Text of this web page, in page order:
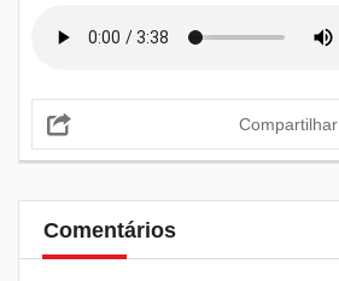
Compartilhar
Comentários